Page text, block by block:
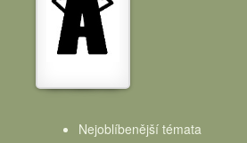
Nejoblíbenější témata